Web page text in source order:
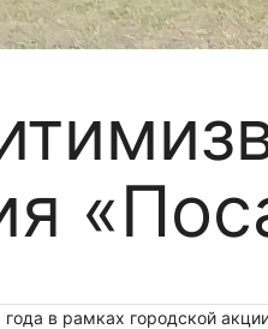
года в рамках городской